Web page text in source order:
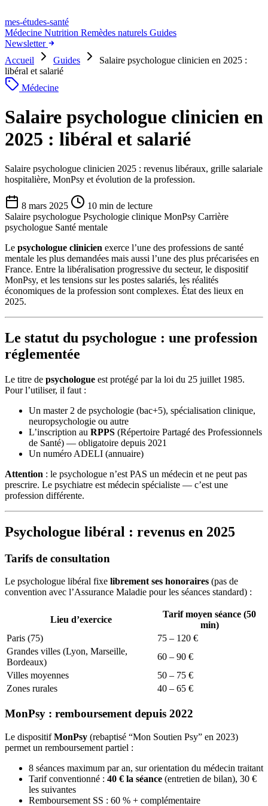
mes-études-santé
Médecine Nutrition Remèdes naturels Guides
Newsletter
Accueil
Guides
Salaire psychologue clinicien en 2025 :
libéral et salarié
Médecine
Salaire psychologue clinicien en
2025 : libéral et salarié
Salaire psychologue clinicien 2025 : revenus libéraux, grille salariale
hospitalière, MonPsy et évolution de la profession.
8 mars 2025
10 min de lecture
Salaire psychologue Psychologie clinique MonPsy Carrière
psychologue Santé mentale
Le psychologue clinicien exerce l’une des professions de santé
mentale les plus demandées mais aussi l’une des plus précarisées en
France. Entre la libéralisation progressive du secteur, le dispositif
MonPsy, et les tensions sur les postes salariés, les réalités
économiques de la profession sont complexes. État des lieux en
2025.
Le statut du psychologue : une profession
réglementée
Le titre de psychologue est protégé par la loi du 25 juillet 1985.
Pour l’utiliser, il faut :
Un master 2 de psychologie (bac+5), spécialisation clinique,
neuropsychologie ou autre
L’inscription au RPPS (Répertoire Partagé des Professionnels
de Santé) — obligatoire depuis 2021
Un numéro ADELI (annuaire)
Attention : le psychologue n’est PAS un médecin et ne peut pas
prescrire. Le psychiatre est médecin spécialiste — c’est une
profession différente.
Psychologue libéral : revenus en 2025
Tarifs de consultation
Le psychologue libéral fixe librement ses honoraires (pas de
convention avec l’Assurance Maladie pour les séances standard) :
Lieu d’exercice
Tarif moyen séance (50
min)
Paris (75)
75 – 120 €
Grandes villes (Lyon, Marseille,
Bordeaux)
60 – 90 €
Villes moyennes
50 – 75 €
Zones rurales
40 – 65 €
MonPsy : remboursement depuis 2022
Le dispositifMonPsy (rebaptisé “Mon Soutien Psy” en 2023)
permet un remboursement partiel :
8 séances maximum par an, sur orientation du médecin traitant
Tarif conventionné : 40 € la séance (entretien de bilan), 30 €
les suivantes
Remboursement SS : 60 % + complémentaire